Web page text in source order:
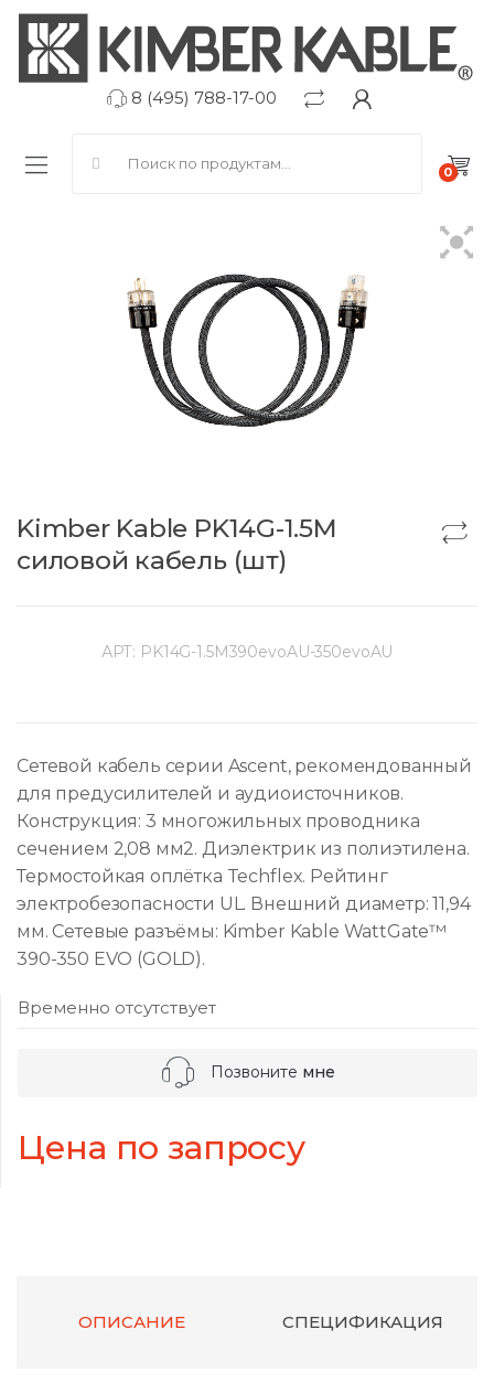
8 (495) 788-17-00
0
Kimber Kable PK14G-1.5M
силовой кабель (шт)
АРТ: PK14G-1.5M390evoAU-350evoAU
Сетевой кабель серии Ascent, рекомендованный
для предусилителей и аудиоисточников.
Конструкция: 3 многожильных проводника
сечением 2,08 мм2. Диэлектрик из полиэтилена.
Термостойкая оплётка Techflex. Рейтинг
электробезопасности UL. Внешний диаметр: 11,94
мм. Сетевые разъёмы: Kimber Kable WattGate™
390-350 EVO (GOLD).
Временно отсутствует
Позвоните мне
Цена по запросу
ОПИСАНИЕ СПЕЦИФИКАЦИЯ